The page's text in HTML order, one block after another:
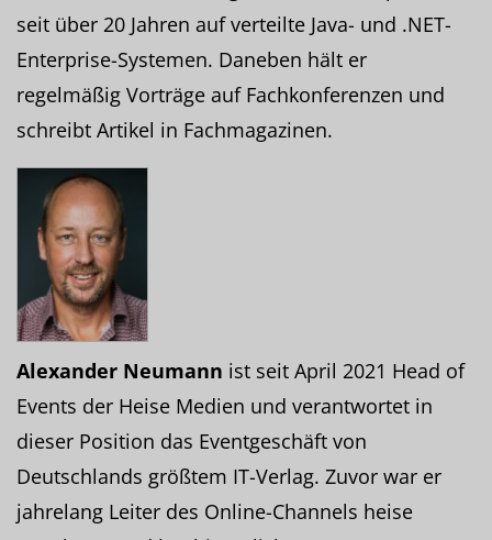
seit über 20 Jahren auf verteilte Java- und .NET-
Enterprise-Systemen. Daneben hält er
regelmäßig Vorträge auf Fachkonferenzen und
schreibt Artikel in Fachmagazinen.
Alexander Neumann ist seit April 2021 Head of
Events der Heise Medien und verantwortet in
dieser Position das Eventgeschäft von
Deutschlands größtem IT-Verlag. Zuvor war er
jahrelang Leiter des Online-Channels heise